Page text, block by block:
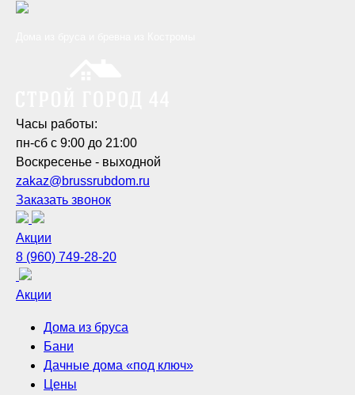
Часы работы:
пн-сб с 9:00 до 21:00
Воскресенье - выходной
zakaz@brussrubdom.ru
Заказать звонок
Акции
8 (960) 749-28-20
Акции
Дома из бруса
Бани
Дачные дома «под ключ»
Цены